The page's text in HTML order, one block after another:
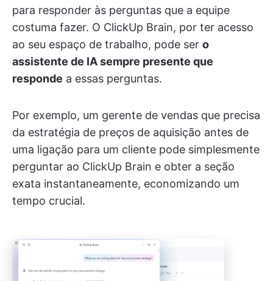
para responder às perguntas que a equipe
costuma fazer. O ClickUp Brain, por ter acesso
ao seu espaço de trabalho, pode ser o
assistente de IA sempre presente que
responde a essas perguntas.
Por exemplo, um gerente de vendas que precisa
da estratégia de preços de aquisição antes de
uma ligação para um cliente pode simplesmente
perguntar ao ClickUp Brain e obter a seção
exata instantaneamente, economizando um
tempo crucial.